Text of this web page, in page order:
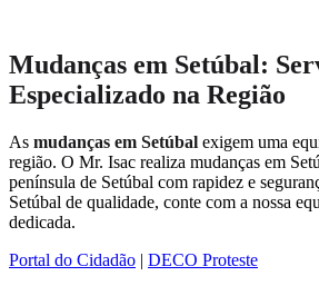
Mudanças em Setúbal:
Especializado na Região
As mudanças em Setúbal exigem uma
região. O Mr. Isac realiza mudanças em
península de Setúbal com rapidez e
Setúbal de qualidade, conte com a nossa
dedicada.
Portal do Cidadão | DECO Proteste